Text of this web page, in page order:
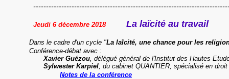
Jeudi 6 décembre 2018 La laïcité au travail
Dans le cadre d'un cycle "La laïcité, une chance pour les
Conférence-débat avec :
Xavier Guézou , délégué général de l'Institut des Hautes
Sylwester Karpiel , du cabinet QUANTIER, spécialisé en
Notes de la conférence